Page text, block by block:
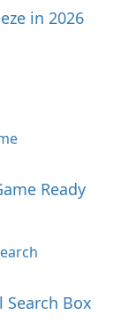
in 2026
Ready
Search Box